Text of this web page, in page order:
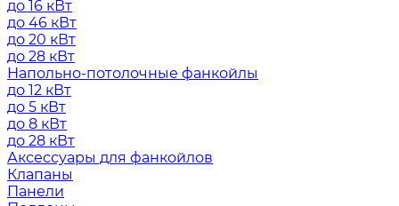
до 16 кВт
до 46 кВт
до 20 кВт
до 28 кВт
Напольно-потолочные фанкойлы
до 12 кВт
до 5 кВт
до 8 кВт
до 28 кВт
Аксессуары для фанкойлов
Клапаны
Панели